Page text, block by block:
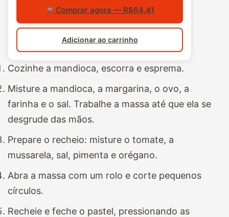
Comprar agora — R$64,41
Adicionar ao carrinho
Cozinhe a mandioca, escorra e esprema.
Misture a mandioca, a margarina, o ovo, a
farinha e o sal. Trabalhe a massa até que ela se
desgrude das mãos.
Prepare o recheio: misture o tomate, a
mussarela, sal, pimenta e orégano.
Abra a massa com um rolo e corte pequenos
círculos.
Recheie e feche o pastel, pressionando as